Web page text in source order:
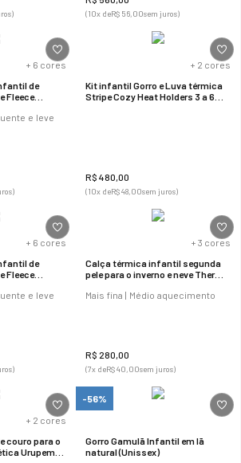
(10x deR$ 56,00sem juros)
+ 6 cores
de
Fleece
e leve
+ 2 cores
Kit infantil Gorro e Luva térmica
Stripe Cozy Heat Holders 3 a 6
R$ 480,00
(10x deR$48,00sem juros)
+ 6 cores
de
Fleece
e leve
+3 cores
Calça térmica infantil segunda
pele para o inverno e neve Thermo
Mais fina | Médio aquecimento
R$ 280,00
(7x deR$40,00sem juros)
+ 2 cores
couro para o
Urupema
-56%
Gorro Gamulã Infantil em lã
natural (Unissex)